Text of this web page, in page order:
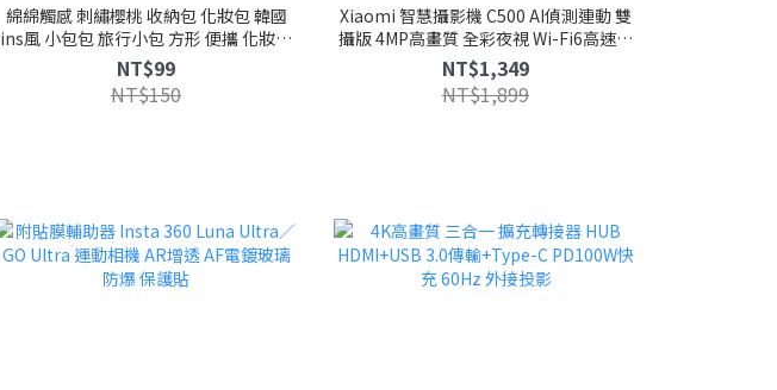
綿綿觸感 刺繡櫻桃 收納包 化妝包 韓國
ins風 小包包 旅行小包 方形 便攜 化妝袋
耳機包 隨身包 分裝包 衛生棉包
NT$99
NT$150
Xiaomi 智慧攝影機 C500 AI偵測連動 雙
攝版 4MP高畫質 全彩夜視 Wi-Fi6高速傳
輸 128MB A35 語音通話
NT$1,349
NT$1,899